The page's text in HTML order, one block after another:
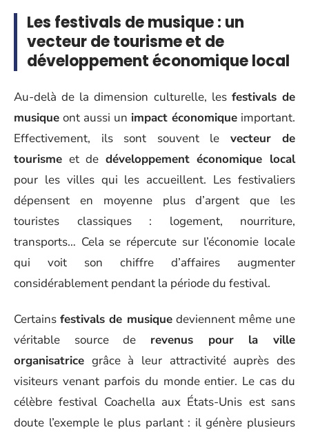
Les festivals de musique : un
vecteur de tourisme et de
développement économique local
Au-delà de la dimension culturelle, les festivals de
musique ont aussi un impact économique important.
Effectivement, ils sont souvent le vecteur de
tourisme et de développement économique local
pour les villes qui les accueillent. Les festivaliers
dépensent en moyenne plus d’argent que les
touristes classiques : logement, nourriture,
transports… Cela se répercute sur l’économie locale
qui voit son chiffre d’affaires augmenter
considérablement pendant la période du festival.
Certainsfestivals de musiquedeviennent même une
véritable source de revenus pour la ville
organisatrice grâce à leur attractivité auprès des
visiteurs venant parfois du monde entier. Le cas du
célèbre festival Coachella aux États-Unis est sans
doute l’exemple le plus parlant : il génère plusieurs